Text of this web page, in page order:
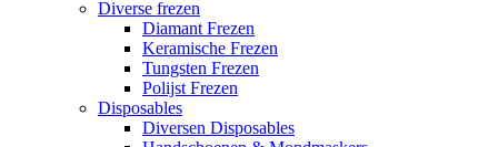
Diverse frezen
Diamant Frezen
Keramische Frezen
Tungsten Frezen
Polijst Frezen
Disposables
Diversen Disposables